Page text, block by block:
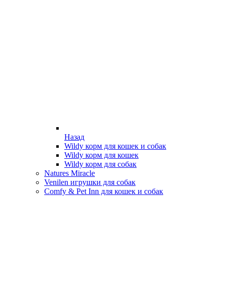
Назад
Wildy корм для кошек и собак
Wildy корм для кошек
Wildy корм для собак
Natures Miracle
Venilen игрушки для собак
Comfy & Pet Inn для кошек и собак